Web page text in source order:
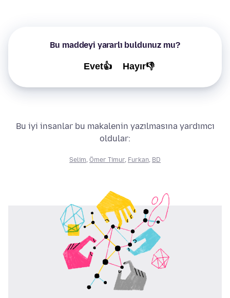
Bu maddeyi yararlı buldunuz mu?
Evet👍 Hayır👎
Bu iyi insanlar bu makalenin yazılmasına yardımcı
oldular:
Selim, Ömer Timur, Furkan, BD